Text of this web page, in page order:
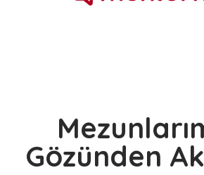
Gözünden